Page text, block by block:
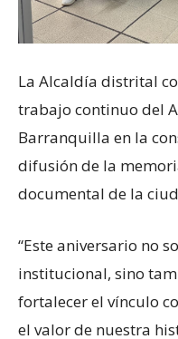
La Alcaldía distrital
trabajo continuo del
Barranquilla en la
difusión de la
documental de la
“Este aniversario no
institucional, sino
fortalecer el vínculo
el valor de nuestra